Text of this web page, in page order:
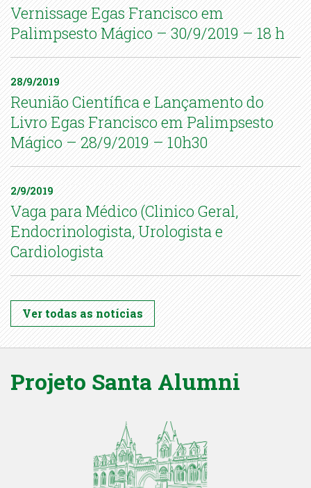
Vernissage Egas Francisco em
Palimpsesto Mágico – 30/9/2019 – 18 h
28/9/2019
Reunião Científica e Lançamento do
Livro Egas Francisco em Palimpsesto
Mágico – 28/9/2019 – 10h30
2/9/2019
Vaga para Médico (Clinico Geral,
Endocrinologista, Urologista e
Cardiologista
Ver todas as notícias
Projeto Santa Alumni